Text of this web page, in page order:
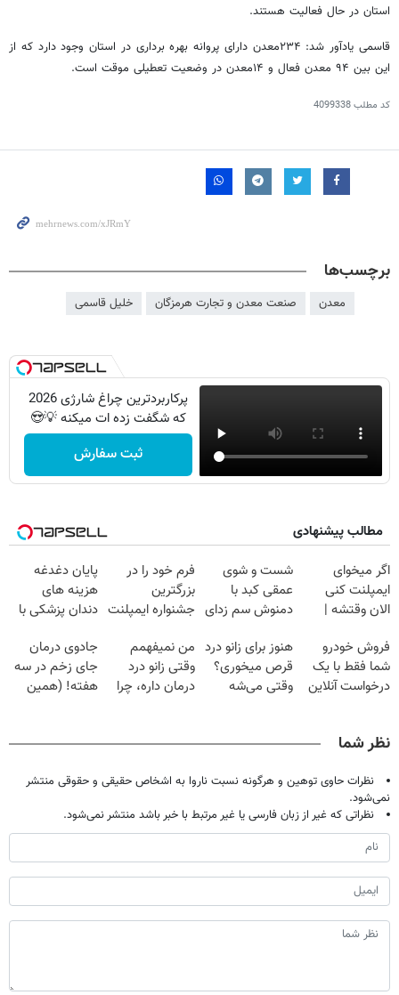
استان در حال فعالیت هستند.
قاسمی یادآور شد: ۲۳۴معدن دارای پروانه بهره برداری در استان وجود دارد که از
این بین ۹۴ معدن فعال و ۱۴معدن در وضعیت تعطیلی موقت است.
کد مطلب4099338
برچسب‌ها
معدن صنعت معدن و تجارت هرمزگان خلیل قاسمی
پرکاربردترین چراغ شارژی 2026
که شگفت زده ات میکنه 💡😍
ثبت سفارش
مطالب پیشنهادی
اگر میخوای
ایمپلنت کنی
الان وقتشه |
میلیون تومان!!!
شست و شوی
عمقی کبد با
دمنوش سم زدای
فرم خود را در
بزرگترین
جشنواره ایمپلنت
فقط ۲۵ میلیون
پایان دغدغه
هزینه های
دندان پزشکی با
خانگی
فروش خودرو
شما فقط با یک
درخواست آنلاین
هنوز برای زانو درد
قرص میخوری؟
وقتی می‌شه
من نمیفهمم
وقتی زانو درد
درمان داره، چرا
جادوی درمان
جای زخم در سه
هفته! (همین
نظر شما
نظرات حاوی توهین و هرگونه نسبت ناروا به اشخاص حقیقی و حقوقی منتشر
نمی‌شود.
نظراتی که غیر از زبان فارسی یا غیر مرتبط با خبر باشد منتشر نمی‌شود.